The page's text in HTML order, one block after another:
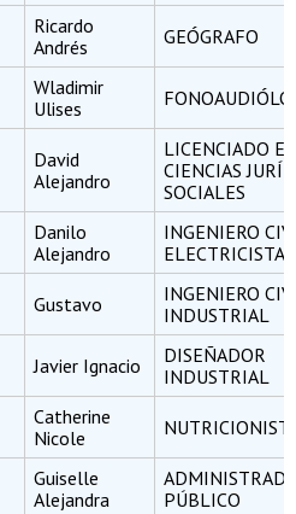
Ricardo
Andrés
GEÓGRAFO
Wladimir
Ulises
David
Alejandro
LICENCIADO
CIENCIAS
SOCIALES
Danilo
Alejandro
INGENIERO
ELECTRICISTA
Gustavo
INGENIERO
INDUSTRIAL
Javier Ignacio
DISEÑADOR
INDUSTRIAL
Catherine
Nicole
Guiselle
Alejandra
PÚBLICO